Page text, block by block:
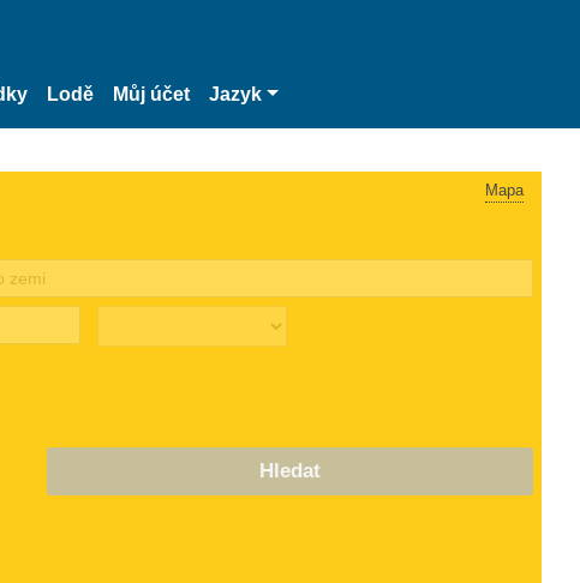
Lodě Můj účet Jazyk
Mapa
Hledat